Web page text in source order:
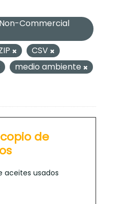
Commercial
CSV
medio ambiente
de
aceites usados